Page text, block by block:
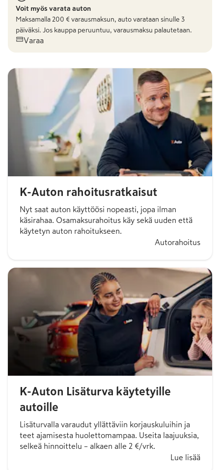
Voit myös varata auton
Maksamalla 200 € varausmaksun, auto varataan sinulle 3
päiväksi. Jos kauppa peruuntuu, varausmaksu palautetaan.
Varaa
K-Auton rahoitusratkaisut
Nyt saat auton käyttöösi nopeasti, jopa ilman
käsirahaa. Osamaksurahoitus käy sekä uuden että
käytetyn auton rahoitukseen.
Autorahoitus
K-Auton Lisäturva käytetyille
autoille
Lisäturvalla varaudut yllättäviin korjauskuluihin ja
teet ajamisesta huolettomampaa. Useita laajuuksia,
selkeä hinnoittelu – alkaen alle 2 €/vrk.
Lue lisää